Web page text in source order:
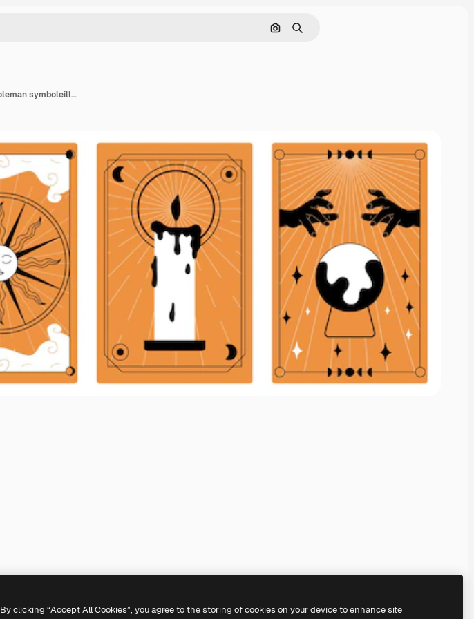
Hae kuvan perusteella
Haku
Mystinen julistekokoelma boho-tyyliin aurinkokynttilän kuoleman symboleilla oranssilla taustalla eristetty tasainen vektorikuvitus
By clicking “Accept All Cookies”, you agree to the storing of cookies on your device to enhance site